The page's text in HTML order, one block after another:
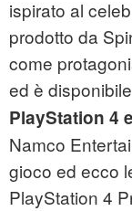
ispirato al
prodotto da
come
ed è
PlayStation 4
Namco
gioco ed ecco
PlayStation 4